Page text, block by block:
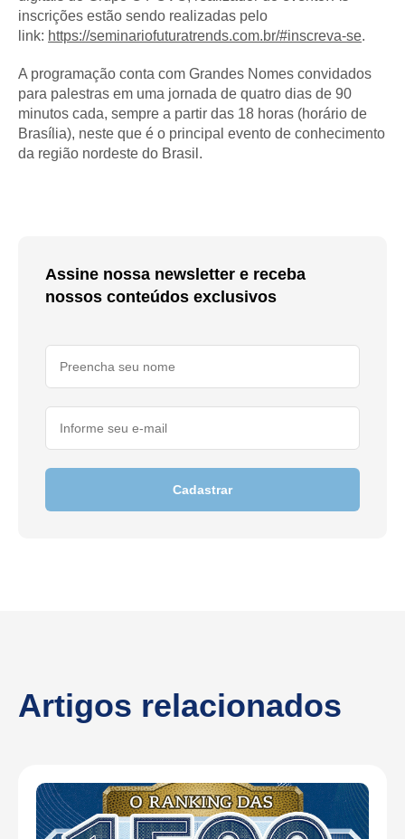
inscrições estão sendo realizadas pelo
link: https://seminariofuturatrends.com.br/#inscreva-se.
A programação conta com Grandes Nomes convidados
para palestras em uma jornada de quatro dias de 90
minutos cada, sempre a partir das 18 horas (horário de
Brasília), neste que é o principal evento de conhecimento
da região nordeste do Brasil.
Assine nossa newsletter e receba
nossos conteúdos exclusivos
Cadastrar
Artigos relacionados